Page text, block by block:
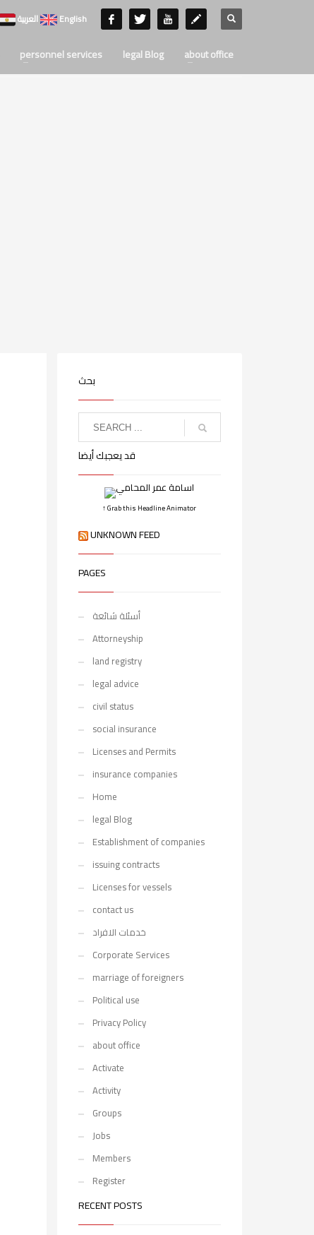
English
personnel services legal Blog about office
بحث
قد يعجبك أيضا
↑ Grab this Headline Animator
UNKNOWN FEED
PAGES
أسئلة شائعة
Attorneyship
land registry
legal advice
civil status
social insurance
Licenses and Permits
insurance companies
Home
legal Blog
Establishment of companies
issuing contracts
Licenses for vessels
contact us
خدمات الافراد
Corporate Services
marriage of foreigners
Political use
Privacy Policy
about office
Activate
Activity
Groups
Jobs
Members
Register
RECENT POSTS